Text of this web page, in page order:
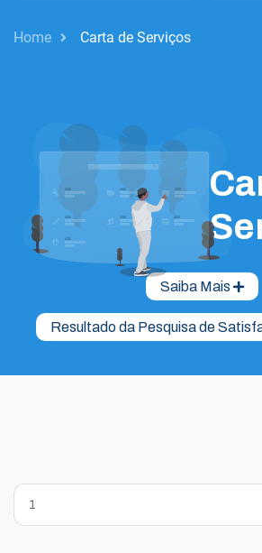
Home Carta de Serviços
Saiba Mais
Resultado da Pesquisa de